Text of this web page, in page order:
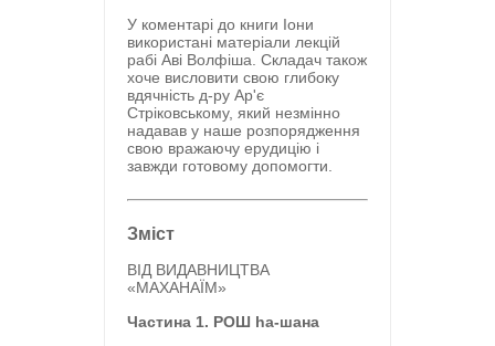
У коментарі до книги Іони
використані матеріали лекцій
рабі Аві Волфіша. Складач також
хоче висловити свою глибоку
вдячність д-ру Ар'є
Стріковському, який незмінно
надавав у наше розпорядження
свою вражаючу ерудицію і
завжди готовому допомогти.
Зміст
ВІД ВИДАВНИЦТВА
«МАХАНАЇМ»
Частина 1. РОШ ha-шана